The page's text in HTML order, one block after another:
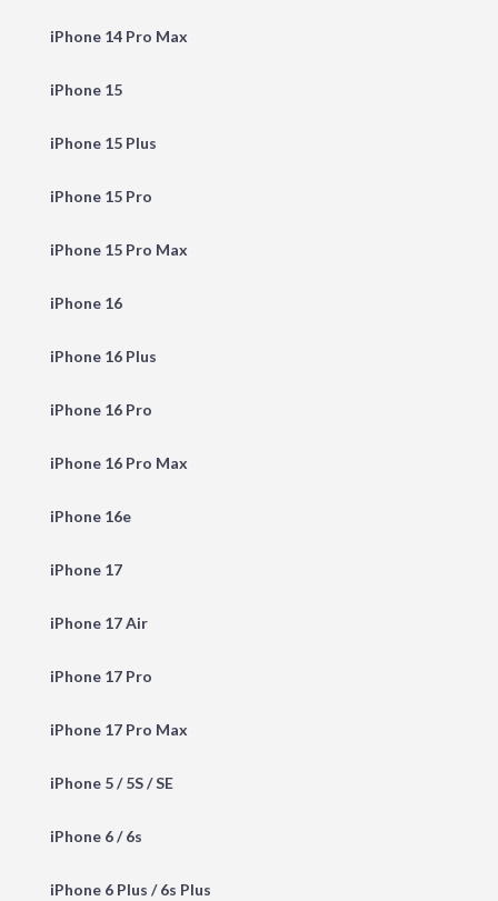
iPhone 14 Pro Max
iPhone 15
iPhone 15 Plus
iPhone 15 Pro
iPhone 15 Pro Max
iPhone 16
iPhone 16 Plus
iPhone 16 Pro
iPhone 16 Pro Max
iPhone 16e
iPhone 17
iPhone 17 Air
iPhone 17 Pro
iPhone 17 Pro Max
iPhone 5 / 5S / SE
iPhone 6 / 6s
iPhone 6 Plus / 6s Plus